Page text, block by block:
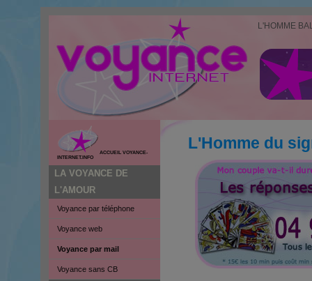
L'HOMME
ACCUEIL VOYANCE-
INTERNET.INFO
LA VOYANCE DE
L'AMOUR
Voyance par téléphone
Voyance web
Voyance par mail
Voyance sans CB
L'Homme du